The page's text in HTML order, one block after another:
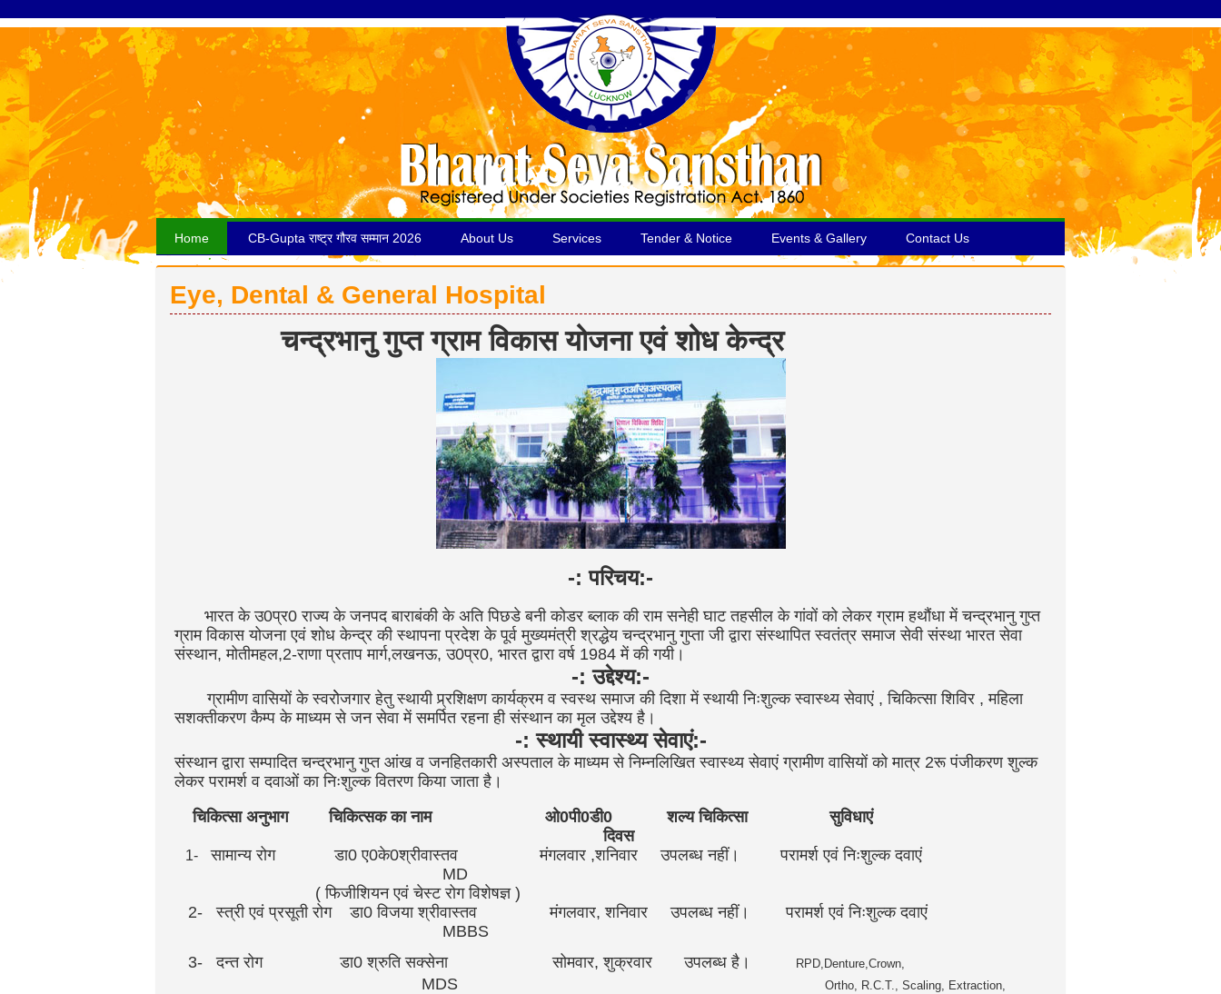
Home CB-Gupta राष्ट्र गौरव सम्मान 2026 About Us Services Tender & Notice Events & Gallery Contact Us
Eye, Dental & General Hospital
चन्द्रभानु गुप्त ग्राम विकास योजना एवं शोध केन्द्र
-: परिचय:-
भारत के उ0प्र0 राज्य के जनपद बाराबंकी के अति पिछडे बनी कोडर ब्लाक की राम सनेही घाट तहसील के गांवों को लेकर ग्राम हथौंधा में चन्द्रभानु गुप्त
ग्राम विकास योजना एवं शोध केन्द्र की स्थापना प्रदेश के पूर्व मुख्यमंत्री श्रद्धेय चन्द्रभानु गुप्ता जी द्वारा संस्थापित स्वतंत्र समाज सेवी संस्था भारत सेवा
संस्थान, मोतीमहल,2-राणा प्रताप मार्ग,लखनऊ, उ0प्र0, भारत द्वारा वर्ष 1984 में की गयी।
-: उद्देश्य:-
ग्रामीण वासियों के स्वरोेजगार हेतु स्थायी प्र्रशिक्षण कार्यक्रम व स्वस्थ समाज की दिशा में स्थायी निःशुल्क स्वास्थ्य सेवाएं , चिकित्सा शिविर , महिला
सशक्तीकरण कैम्प के माध्यम से जन सेवा में समर्पित रहना ही संस्थान का मृल उद्देश्य है।
-: स्थायी स्वास्थ्य सेवाएं:-
संस्थान द्वारा सम्पादित चन्द्रभानु गुप्त आंख व जनहितकारी अस्पताल के माध्यम से निम्नलिखित स्वास्थ्य सेवाएं ग्रामीण वासियों को मात्र 2रू पंजीकरण शुल्क
लेकर परामर्श व दवाओं का निःशुल्क वितरण किया जाता है।
चिकित्सा अनुभाग चिकित्सक का नाम ओ0पी0डी0 शल्य चिकित्सा सुविधाएं
दिवस
1-
सामान्य रोग डा0 ए0के0श्रीवास्तव मंगलवार ,शनिवार उपलब्ध नहीं। परामर्श एवं निःशुल्क दवाएं
MD
( फिजीशियन एवं चेस्ट रोग विशेषज्ञ )
2- स्त्री एवं प्रसूती रोग डा0 विजया श्रीवास्तव मंगलवार, शनिवार उपलब्ध नहीं। परामर्श एवं निःशुल्क दवाएं
MBBS
3- दन्त रोग डा0 श्रुति सक्सेना सोमवार, शुक्रवार उपलब्ध है।
RPD,Denture,Crown,
MDS Ortho, R.C.T., Scaling, Extraction,